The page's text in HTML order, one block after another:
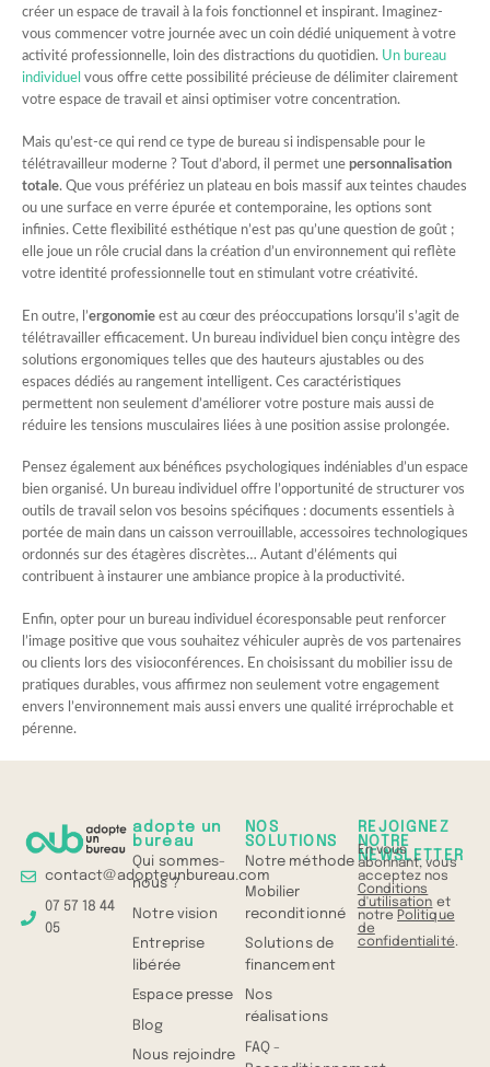
créer un espace de travail à la fois fonctionnel et inspirant. Imaginez-
vous commencer votre journée avec un coin dédié uniquement à votre
activité professionnelle, loin des distractions du quotidien. Un bureau
individuel vous offre cette possibilité précieuse de délimiter clairement
votre espace de travail et ainsi optimiser votre concentration.
Mais qu’est-ce qui rend ce type de bureau si indispensable pour le
télétravailleur moderne ? Tout d’abord, il permet une personnalisation
totale. Que vous préfériez un plateau en bois massif aux teintes chaudes
ou une surface en verre épurée et contemporaine, les options sont
infinies. Cette flexibilité esthétique n’est pas qu’une question de goût ;
elle joue un rôle crucial dans la création d’un environnement qui reflète
votre identité professionnelle tout en stimulant votre créativité.
En outre, l’ergonomie est au cœur des préoccupations lorsqu’il s’agit de
télétravailler efficacement. Un bureau individuel bien conçu intègre des
solutions ergonomiques telles que des hauteurs ajustables ou des
espaces dédiés au rangement intelligent. Ces caractéristiques
permettent non seulement d’améliorer votre posture mais aussi de
réduire les tensions musculaires liées à une position assise prolongée.
Pensez également aux bénéfices psychologiques indéniables d’un espace
bien organisé. Un bureau individuel offre l’opportunité de structurer vos
outils de travail selon vos besoins spécifiques : documents essentiels à
portée de main dans un caisson verrouillable, accessoires technologiques
ordonnés sur des étagères discrètes… Autant d’éléments qui
contribuent à instaurer une ambiance propice à la productivité.
Enfin, opter pour un bureau individuel écoresponsable peut renforcer
l’image positive que vous souhaitez véhiculer auprès de vos partenaires
ou clients lors des visioconférences. En choisissant du mobilier issu de
pratiques durables, vous affirmez non seulement votre engagement
envers l’environnement mais aussi envers une qualité irréprochable et
pérenne.
contact@adopteunbureau.com
07 57 18 44
05
adopte un
bureau
Qui sommes-
nous ?
Notre vision
Entreprise
libérée
Espace presse
Blog
Nous rejoindre
NOS
SOLUTIONS
Notre méthode
Mobilier
reconditionné
Solutions de
financement
Nos
réalisations
FAQ -
REJOIGNEZ
NOTRE
NEWSLETTER
En vous
abonnant, vous
acceptez nos
Conditions
d'utilisation et
notre Politique
de
confidentialité.